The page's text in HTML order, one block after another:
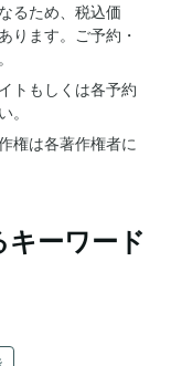
るため、税込価
ります。ご予約・
トもしくは各予約
。
権は各著作権者に
ーワード